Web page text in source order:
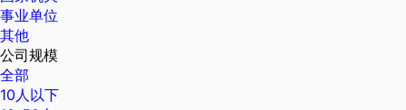
事业单位
其他
公司规模
全部
10人以下